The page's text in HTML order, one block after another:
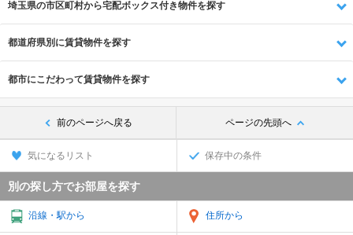
埼玉県の市区町村から宅配ボックス付き物件を探す
都道府県別に賃貸物件を探す
都市にこだわって賃貸物件を探す
前のページへ戻る ページの先頭へ
気になるリスト 保存中の条件
別の探し方でお部屋を探す
沿線・駅から 住所から